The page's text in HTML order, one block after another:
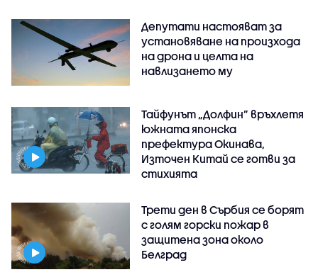
Депутати настояват за
установяване на произхода
на дрона и целта на
навлизането му
Тайфунът „Долфин” връхлетя
южната японска
префектура Окинава,
Източен Китай се готви за
стихията
Трети ден в Сърбия се борят
с голям горски пожар в
защитена зона около
Белград